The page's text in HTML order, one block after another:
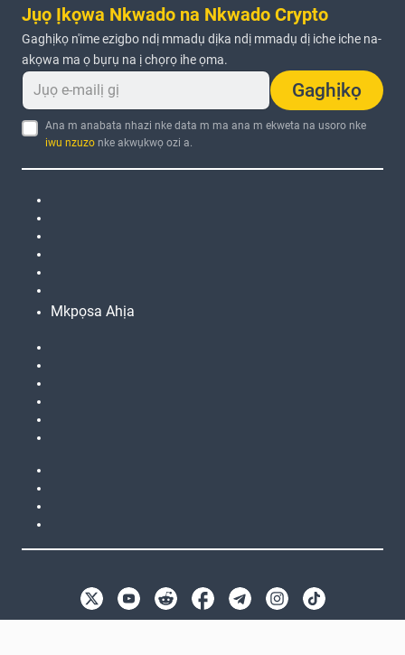
Jụọ Ịkọwa Nkwado na Nkwado Crypto
Gaghịkọ n'ime ezigbo ndị mmadụ dịka ndị mmadụ dị iche iche na-
akọwa ma ọ bụrụ na ị chọrọ ihe ọma.
Gaghịkọ
Ana m anabata nhazi nke data m ma ana m ekweta na usoro nke
iwu nzuzo nke akwụkwọ ozi a.
Mkpọsa Ahịa